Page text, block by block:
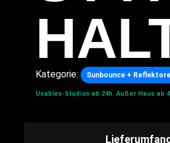
Kategorie: Sunbounce +
Usables-Studios ab 24h. Außer Haus ab